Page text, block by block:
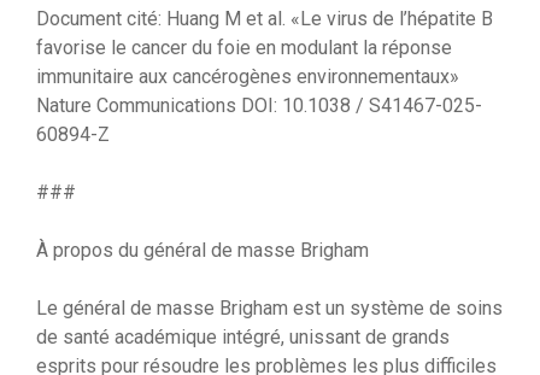
Document cité: Huang M et al. «Le virus de l’hépatite B
favorise le cancer du foie en modulant la réponse
immunitaire aux cancérogènes environnementaux»
Nature Communications DOI: 10.1038 / S41467-025-
60894-Z
###
À propos du général de masse Brigham
Le général de masse Brigham est un système de soins
de santé académique intégré, unissant de grands
esprits pour résoudre les problèmes les plus difficiles